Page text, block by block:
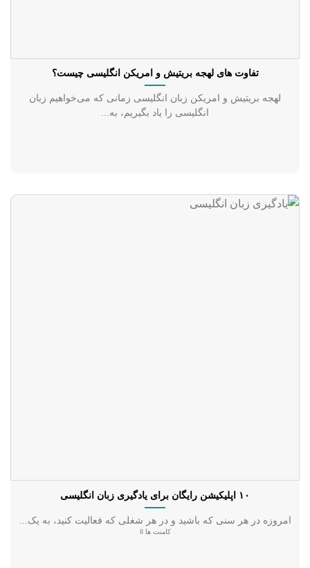
تفاوت های لهجه بریتیش و امریکن انگلیسی چیست؟
لهجه بریتیش و امریکن زبان انگلیسی زمانی که می‌خواهیم زبان
انگلیسی را یاد بگیریم، به...
۱۰ اپلیکیشن رایگان برای یادگیری زبان انگلیسی
امروزه در هر سنی که باشید و در هر شغلی که فعالیت کنید، به یک...
کامنت ها 8